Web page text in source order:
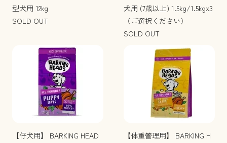
型犬用 12kg
SOLD OUT
犬用 (7歳以上) 1.5kg/1.5kgx3
（ご選択ください）
SOLD OUT
【仔犬用】 BARKING HEAD
【体重管理用】 BARKING H